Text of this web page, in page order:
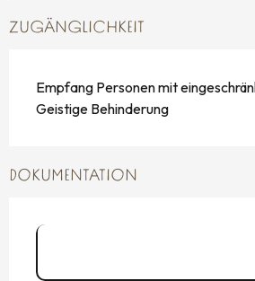
ZUGÄNGLICHKEIT
Empfang Personen mit
Geistige Behinderung
DOKUMENTATION